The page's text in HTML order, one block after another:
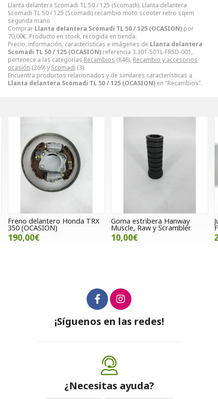
Llanta delantera Scomadi TL 50 / 125 (Scomadi). Llanta delantera
Scomadi TL 50 / 125 (Scomadi) recambio moto scooter retro sqem
segunda mano
Comprar Llanta delantera Scomadi TL 50 / 125 (OCASION) por
70,00€. Producto en stock, recogida en tienda.
Precio, información, características e imágenes de Llanta delantera
Scomadi TL 50 / 125 (OCASION) referencia 3.301-50TL-FR5D-001,
pertenece a las categorías Recambios (846), Recambio y accesorios
ocasión (269) y Scomadi (3).
Encuentra productos relacionados y de similares características a
Llanta delantera Scomadi TL 50 / 125 (OCASION) en "Recambios".
Goma estribera Hanway
Muscle, Raw y Scrambler
10,00€
Junta de cilindro Hanway
Furious 125
21,85€
¡Síguenos en las redes!
¿Necesitas ayuda?